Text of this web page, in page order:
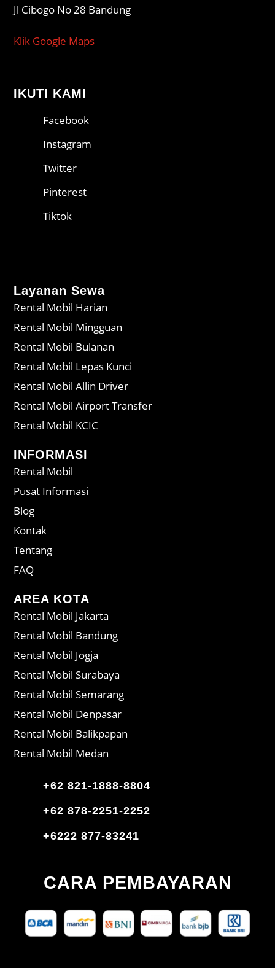
Jl Cibogo No 28 Bandung
Klik Google Maps
IKUTI KAMI
Facebook
Instagram
Twitter
Pinterest
Tiktok
Layanan Sewa
Rental Mobil Harian
Rental Mobil Mingguan
Rental Mobil Bulanan
Rental Mobil Lepas Kunci
Rental Mobil Allin Driver
Rental Mobil Airport Transfer
Rental Mobil KCIC
INFORMASI
Rental Mobil
Pusat Informasi
Blog
Kontak
Tentang
FAQ
AREA KOTA
Rental Mobil Jakarta
Rental Mobil Bandung
Rental Mobil Jogja
Rental Mobil Surabaya
Rental Mobil Semarang
Rental Mobil Denpasar
Rental Mobil Balikpapan
Rental Mobil Medan
+62 821-1888-8804
+62 878-2251-2252
+6222 877-83241
CARA PEMBAYARAN